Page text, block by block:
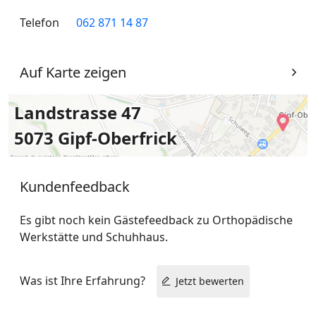
Telefon 062 871 14 87
Auf Karte zeigen
Landstrasse 47
5073 Gipf-Oberfrick
Kundenfeedback
Es gibt noch kein Gästefeedback zu Orthopädische
Werkstätte und Schuhhaus.
Was ist Ihre Erfahrung? Jetzt bewerten